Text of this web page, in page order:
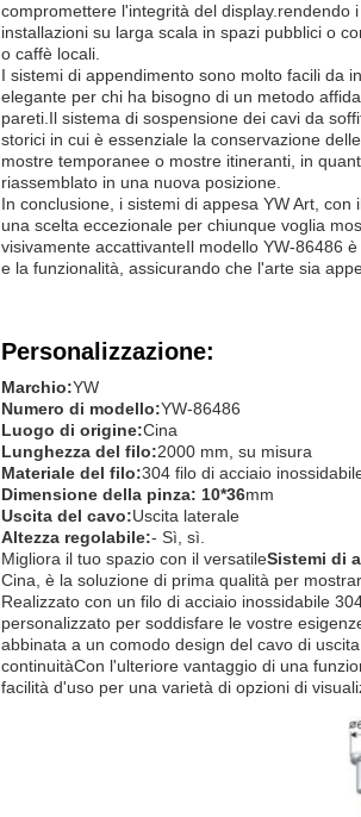
compromettere l'integrità del display.rendendo
installazioni su larga scala in spazi pubblici o
o caffè locali.
I sistemi di appendimento sono molto facili da
elegante per chi ha bisogno di un metodo
pareti.Il sistema di sospensione dei cavi da
storici in cui è essenziale la conservazione
mostre temporanee o mostre itineranti, in
riassemblato in una nuova posizione.
In conclusione, i sistemi di appesa YW Art,
una scelta eccezionale per chiunque voglia
visivamente accattivanteIl modello YW-86486
e la funzionalità, assicurando che l'arte sia
Personalizzazione:
Marchio:YW
Numero di modello:YW-86486
Luogo di origine:Cina
Lunghezza del filo:2000 mm, su misura
Materiale del filo:304 filo di acciaio
Dimensione della pinza: 10*36mm
Uscita del cavo:Uscita laterale
Altezza regolabile:- Sì, sì.
Migliora il tuo spazio con il versatileSistemi di
Cina, è la soluzione di prima qualità per
Realizzato con un filo di acciaio inossidabile
personalizzato per soddisfare le vostre
abbinata a un comodo design del cavo di
continuitàCon l'ulteriore vantaggio di una
facilità d'uso per una varietà di opzioni di